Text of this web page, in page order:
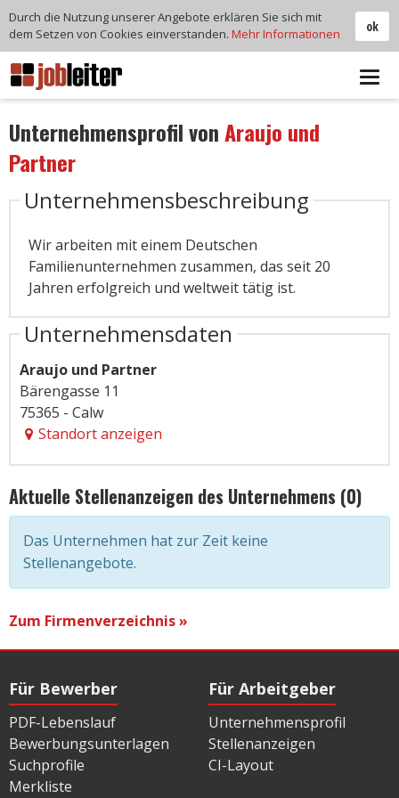
Unternehmensprofil vonAraujo und
Partner
Unternehmensbeschreibung
Wir arbeiten mit einem Deutschen
Familienunternehmen zusammen, das seit 20
Jahren erfolgreich und weltweit tätig ist.
Unternehmensdaten
Araujo und Partner
Bärengasse 11
75365 - Calw
Standort anzeigen
Aktuelle Stellenanzeigen des Unternehmens (0)
Das Unternehmen hat zur Zeit keine
Stellenangebote.
Zum Firmenverzeichnis »
Für Bewerber
PDF-Lebenslauf
Bewerbungsunterlagen
Suchprofile
Merkliste
Für Arbeitgeber
Unternehmensprofil
Stellenanzeigen
CI-Layout
ok
Durch die Nutzung unserer Angebote erklären Sie sich mit
dem Setzen von Cookies einverstanden. Mehr Informationen